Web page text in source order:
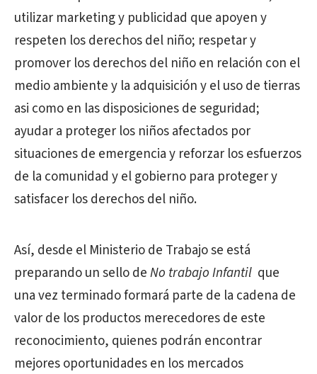
utilizar marketing y publicidad que apoyen y
respeten los derechos del niño; respetar y
promover los derechos del niño en relación con el
medio ambiente y la adquisición y el uso de tierras
asi como en las disposiciones de seguridad;
ayudar a proteger los niños afectados por
situaciones de emergencia y reforzar los esfuerzos
de la comunidad y el gobierno para proteger y
satisfacer los derechos del niño.
Así, desde el Ministerio de Trabajo se está
preparando un sello deNo trabajo Infantil que
una vez terminado formará parte de la cadena de
valor de los productos merecedores de este
reconocimiento, quienes podrán encontrar
mejores oportunidades en los mercados